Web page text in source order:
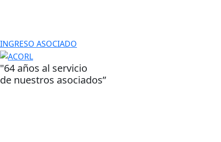
INGRESO ASOCIADO
"64 años al servicio
de nuestros asociados”